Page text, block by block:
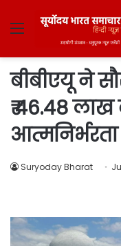
Menu
बीबीएयू ने
₹ 46.48
Suryoday Bharat